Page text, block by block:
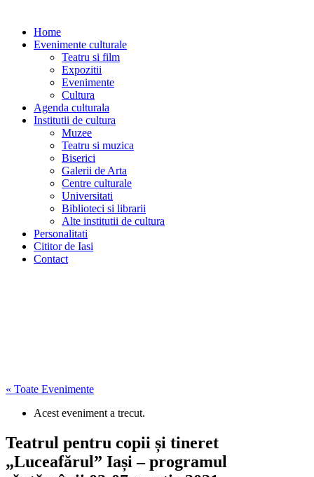
Home
Evenimente culturale
Teatru si film
Expozitii
Evenimente
Cultura
Agenda culturala
Institutii de cultura
Muzee
Teatru si muzica
Biserici
Galerii de Arta
Centre culturale
Universitati
Biblioteci si librarii
Alte institutii de cultura
Personalitati
Cititor de Iasi
Contact
« Toate Evenimente
Acest eveniment a trecut.
Teatrul pentru copii și tineret
„Luceafărul” Iași – programul